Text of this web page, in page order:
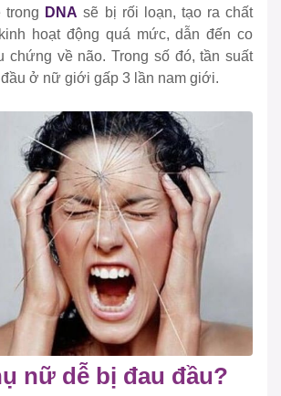
trong DNA sẽ bị rối loạn, tạo ra chất
hoạt động quá mức, dẫn đến co
chứng về não. Trong số đó, tần suất
ở nữ giới gấp 3 lần nam giới.
nữ dễ bị đau đầu?